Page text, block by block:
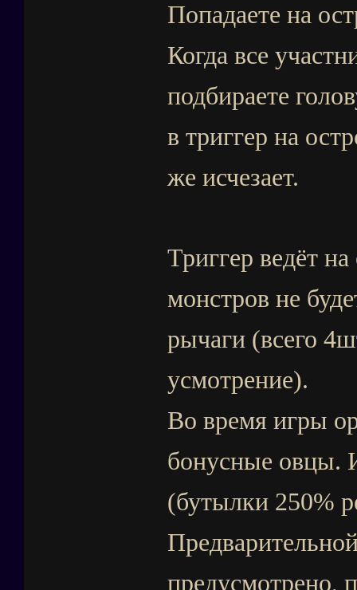
Попадаете на
Когда все
подбираете
в триггер на
же исчезает.
Триггер ведёт
монстров не
рычаги (всего
усмотрение).
Во время игры
бонусные овцы.
(бутылки 250%
предусмотрено,